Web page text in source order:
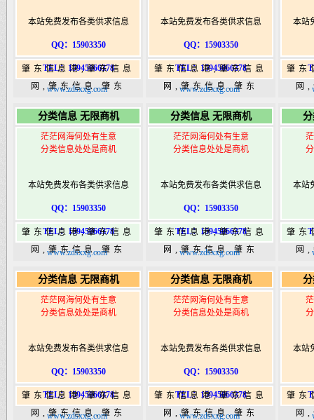
本站免费发布各类供求信息
QQ：15903350
TEL：15945066378
肇东信息港,肇东信息
网,肇东信息,肇东
港|www.zhaodongshi.com
www.zdsxxg.com
本站免费发布各类供求信息
QQ：15903350
TEL：15945066378
肇东信息港,肇东信息
网,肇东信息,肇东
港|www.zhaodongshi.com
www.zdsxxg.com
本站
肇东
网
港
分类信息 无限商机
茫茫网海何处有生意
分类信息处处是商机
本站免费发布各类供求信息
QQ：15903350
TEL：15945066378
肇东信息港,肇东信息
网,肇东信息,肇东
港|www.zhaodongshi.com
www.zdsxxg.com
分类信息 无限商机
茫茫网海何处有生意
分类信息处处是商机
本站免费发布各类供求信息
QQ：15903350
TEL：15945066378
肇东信息港,肇东信息
网,肇东信息,肇东
港|www.zhaodongshi.com
www.zdsxxg.com
本站
肇东
网
港
分类信息 无限商机
茫茫网海何处有生意
分类信息处处是商机
本站免费发布各类供求信息
QQ：15903350
TEL：15945066378
肇东信息港,肇东信息
网,肇东信息,肇东
www.zdsxxg.com
分类信息 无限商机
茫茫网海何处有生意
分类信息处处是商机
本站免费发布各类供求信息
QQ：15903350
TEL：15945066378
肇东信息港,肇东信息
网,肇东信息,肇东
www.zdsxxg.com
本站
肇东
网